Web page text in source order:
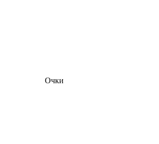
Очки